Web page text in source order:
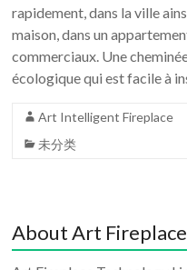
rapidement, dans la ville
maison, dans un
commerciaux. Une
écologique qui est facile à
Art Intelligent Fireplace
未分类
About Art Fireplace